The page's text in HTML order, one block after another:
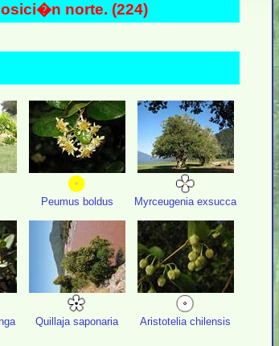
norte. (224)
Peumus boldus Myrceugenia exsucca
Quillaja saponaria Aristotelia chilensis